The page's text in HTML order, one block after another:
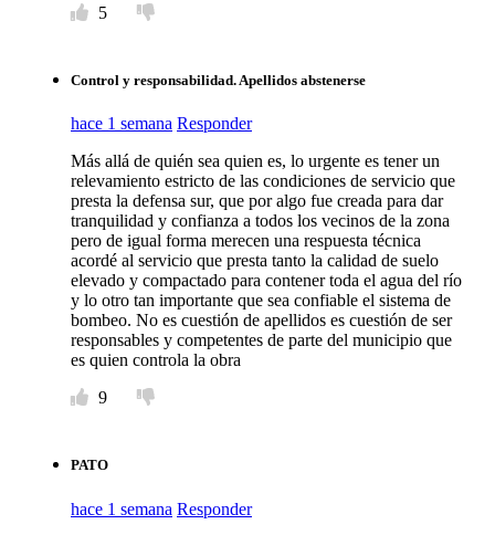
5
Control y responsabilidad. Apellidos abstenerse
hace 1 semana Responder
Más allá de quién sea quien es, lo urgente es tener un
relevamiento estricto de las condiciones de servicio que
presta la defensa sur, que por algo fue creada para dar
tranquilidad y confianza a todos los vecinos de la zona
pero de igual forma merecen una respuesta técnica
acordé al servicio que presta tanto la calidad de suelo
elevado y compactado para contener toda el agua del río
y lo otro tan importante que sea confiable el sistema de
bombeo. No es cuestión de apellidos es cuestión de ser
responsables y competentes de parte del municipio que
es quien controla la obra
9
PATO
hace 1 semana Responder